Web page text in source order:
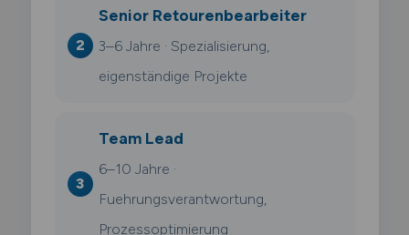
Senior Retourenbearbeiter
3–6 Jahre · Spezialisierung,
eigenständige Projekte
Team Lead
6–10 Jahre ·
Fuehrungsverantwortung,
Prozessoptimierung